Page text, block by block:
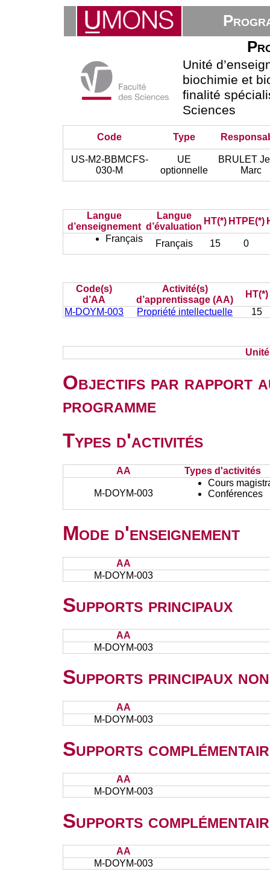
Unité
biochimie et
finalité
Sciences
Code Type
US-M2-BBMCFS-
030-M
UE
optionnelle
BRULET
Marc
Langue
d’enseignement
Langue
d’évaluation
HT(*) HTPE(*)
Français
Français 15 0
Code(s)
d’AA
Activité(s)
d’apprentissage (AA)
HT(*)
M-DOYM-003
Propriété intellectuelle 15
Objectifs par rapport
programme
Types d'activités
AA Types d'activités
M-DOYM-003
Cours
Conférences
Mode d'enseignement
AA
M-DOYM-003
Supports principaux
AA
M-DOYM-003
Supports principaux
AA
M-DOYM-003
Supports
AA
M-DOYM-003
Supports
AA
M-DOYM-003